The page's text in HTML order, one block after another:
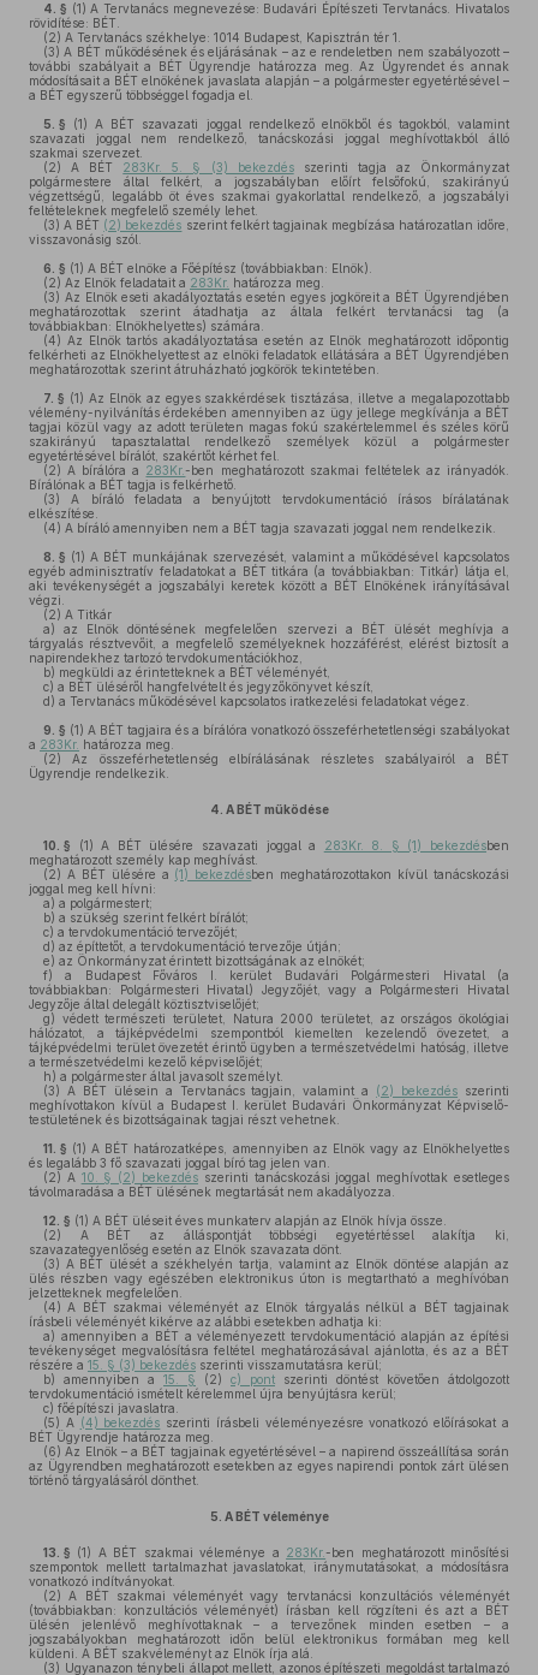
4. § (1) A Tervtanács megnevezése: Budavári Építészeti Tervtanács. Hivatalos
rövidítése: BÉT.
(2) A Tervtanács székhelye: 1014 Budapest, Kapisztrán tér 1.
(3) A BÉT működésének és eljárásának – az e rendeletben nem szabályozott –
további szabályait a BÉT Ügyrendje határozza meg. Az Ügyrendet és annak
módosításait a BÉT elnökének javaslata alapján – a polgármester egyetértésével –
a BÉT egyszerű többséggel fogadja el.
5. § (1) A BÉT szavazati joggal rendelkező elnökből és tagokból, valamint
szavazati joggal nem rendelkező, tanácskozási joggal meghívottakból álló
szakmai szervezet.
(2) A BÉT 283Kr. 5. § (3) bekezdésszerinti tagja az Önkormányzat
polgármestere által felkért, a jogszabályban előírt felsőfokú, szakirányú
végzettségű, legalább öt éves szakmai gyakorlattal rendelkező, a jogszabályi
feltételeknek megfelelő személy lehet.
(3) A BÉT (2) bekezdés szerint felkért tagjainak megbízása határozatlan időre,
visszavonásig szól.
6. § (1) A BÉT elnöke a Főépítész (továbbiakban: Elnök).
(2) Az Elnök feladatait a 283Kr. határozza meg.
(3) Az Elnök eseti akadályoztatás esetén egyes jogköreit a BÉT Ügyrendjében
meghatározottak szerint átadhatja az általa felkért tervtanácsi tag (a
továbbiakban: Elnökhelyettes) számára.
(4) Az Elnök tartós akadályoztatása esetén az Elnök meghatározott időpontig
felkérheti az Elnökhelyettest az elnöki feladatok ellátására a BÉT Ügyrendjében
meghatározottak szerint átruházható jogkörök tekintetében.
7. § (1) Az Elnök az egyes szakkérdések tisztázása, illetve a megalapozottabb
vélemény-nyilvánítás érdekében amennyiben az ügy jellege megkívánja a BÉT
tagjai közül vagy az adott területen magas fokú szakértelemmel és széles körű
szakirányú tapasztalattal rendelkező személyek közül a polgármester
egyetértésével bírálót, szakértőt kérhet fel.
(2) A bírálóra a 283Kr.-ben meghatározott szakmai feltételek az irányadók.
Bírálónak a BÉT tagja is felkérhető.
(3) A bíráló feladata a benyújtott tervdokumentáció írásos bírálatának
elkészítése.
(4) A bíráló amennyiben nem a BÉT tagja szavazati joggal nem rendelkezik.
8. § (1) A BÉT munkájának szervezését, valamint a működésével kapcsolatos
egyéb adminisztratív feladatokat a BÉT titkára (a továbbiakban: Titkár) látja el,
aki tevékenységét a jogszabályi keretek között a BÉT Elnökének irányításával
végzi.
(2) A Titkár
a) az Elnök döntésének megfelelően szervezi a BÉT ülését meghívja a
tárgyalás résztvevőit, a megfelelő személyeknek hozzáférést, elérést biztosít a
napirendekhez tartozó tervdokumentációkhoz,
b) megküldi az érintetteknek a BÉT véleményét,
c) a BÉT üléséről hangfelvételt és jegyzőkönyvet készít,
d) a Tervtanács működésével kapcsolatos iratkezelési feladatokat végez.
9. § (1) A BÉT tagjaira és a bírálóra vonatkozó összeférhetetlenségi szabályokat
a 283Kr. határozza meg.
(2) Az összeférhetetlenség elbírálásának részletes szabályairól a BÉT
Ügyrendje rendelkezik.
4. A BÉT működése
10. § (1) A BÉT ülésére szavazati joggal a 283Kr. 8. § (1) bekezdésben
meghatározott személy kap meghívást.
(2) A BÉT ülésére a (1) bekezdésben meghatározottakon kívül tanácskozási
joggal meg kell hívni:
a) a polgármestert;
b) a szükség szerint felkért bírálót;
c) a tervdokumentáció tervezőjét;
d) az építtetőt, a tervdokumentáció tervezője útján;
e) az Önkormányzat érintett bizottságának az elnökét;
f) a Budapest Főváros I. kerület Budavári Polgármesteri Hivatal (a
továbbiakban: Polgármesteri Hivatal) Jegyzőjét, vagy a Polgármesteri Hivatal
Jegyzője által delegált köztisztviselőjét;
g) védett természeti területet, Natura 2000 területet, az országos ökológiai
hálózatot, a tájképvédelmi szempontból kiemelten kezelendő övezetet, a
tájképvédelmi terület övezetét érintő ügyben a természetvédelmi hatóság, illetve
a természetvédelmi kezelő képviselőjét;
h) a polgármester által javasolt személyt.
(3) A BÉT ülésein a Tervtanács tagjain, valamint a (2) bekezdés szerinti
meghívottakon kívül a Budapest I. kerület Budavári Önkormányzat Képviselő-
testületének és bizottságainak tagjai részt vehetnek.
11. § (1) A BÉT határozatképes, amennyiben az Elnök vagy az Elnökhelyettes
és legalább 3 fő szavazati joggal bíró tag jelen van.
(2) A 10. § (2) bekezdés szerinti tanácskozási joggal meghívottak esetleges
távolmaradása a BÉT ülésének megtartását nem akadályozza.
12. § (1) A BÉT üléseit éves munkaterv alapján az Elnök hívja össze.
(2) A BÉT az álláspontját többségi egyetértéssel alakítja ki,
szavazategyenlőség esetén az Elnök szavazata dönt.
(3) A BÉT ülését a székhelyén tartja, valamint az Elnök döntése alapján az
ülés részben vagy egészében elektronikus úton is megtartható a meghívóban
jelzetteknek megfelelően.
(4) A BÉT szakmai véleményét az Elnök tárgyalás nélkül a BÉT tagjainak
írásbeli véleményét kikérve az alábbi esetekben adhatja ki:
a) amennyiben a BÉT a véleményezett tervdokumentáció alapján az építési
tevékenységet megvalósításra feltétel meghatározásával ajánlotta, és az a BÉT
részére a 15. § (3) bekezdés szerinti visszamutatásra kerül;
b) amennyiben a 15. § (2) c) pont szerinti döntést követően átdolgozott
tervdokumentáció ismételt kérelemmel újra benyújtásra kerül;
c) főépítészi javaslatra.
(5) A (4) bekezdés szerinti írásbeli véleményezésre vonatkozó előírásokat a
BÉT Ügyrendje határozza meg.
(6) Az Elnök – a BÉT tagjainak egyetértésével – a napirend összeállítása során
az Ügyrendben meghatározott esetekben az egyes napirendi pontok zárt ülésen
történő tárgyalásáról dönthet.
5. A BÉT véleménye
13. § (1) A BÉT szakmai véleménye a 283Kr.-ben meghatározott minősítési
szempontok mellett tartalmazhat javaslatokat, iránymutatásokat, a módosításra
vonatkozó indítványokat.
(2) A BÉT szakmai véleményét vagy tervtanácsi konzultációs véleményét
(továbbiakban: konzultációs véleményét) írásban kell rögzíteni és azt a BÉT
ülésén jelenlévő meghívottaknak – a tervezőnek minden esetben – a
jogszabályokban meghatározott időn belül elektronikus formában meg kell
küldeni. A BÉT szakvéleményt az Elnök írja alá.
(3) Ugyanazon ténybeli állapot mellett, azonos építészeti megoldást tartalmazó